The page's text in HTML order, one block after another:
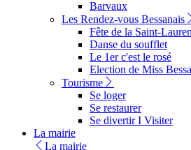
Barvaux
Les Rendez-vous Bessanais
Fête de la Saint-
Danse du soufflet
Le 1er c'est le rosé
Election de Miss
Tourisme
Se loger
Se restaurer
Se divertir I Visiter
La mairie
La mairie